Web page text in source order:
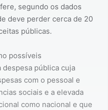
segundo os dados
deve perder cerca de 20
públicas.
possíveis
pública cuja
com o pessoal e
sociais e a elevada
como nacional e que